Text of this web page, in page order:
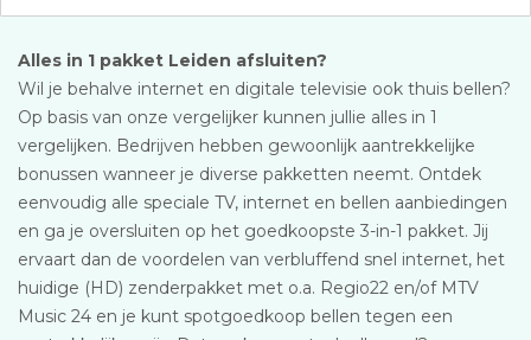
Alles in 1 pakket Leiden afsluiten?
Wil je behalve internet en digitale televisie ook thuis bellen?
Op basis van onze vergelijker kunnen jullie alles in 1
vergelijken. Bedrijven hebben gewoonlijk aantrekkelijke
bonussen wanneer je diverse pakketten neemt. Ontdek
eenvoudig alle speciale TV, internet en bellen aanbiedingen
en ga je oversluiten op het goedkoopste 3-in-1 pakket. Jij
ervaart dan de voordelen van verbluffend snel internet, het
huidige (HD) zenderpakket met o.a. Regio22 en/of MTV
Music 24 en je kunt spotgoedkoop bellen tegen een